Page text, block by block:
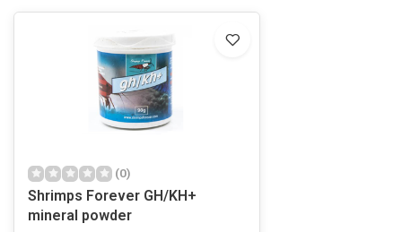
(0)
Shrimps Forever GH/KH+
mineral powder